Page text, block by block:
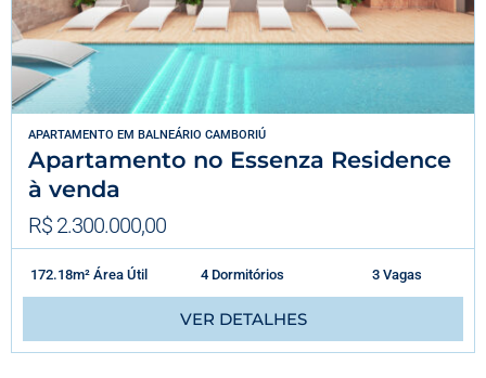
APARTAMENTO EM BALNEÁRIO CAMBORIÚ
Apartamento no Essenza Residence
à venda
R$ 2.300.000,00
172.18m² Área Útil 4 Dormitórios 3 Vagas
VER DETALHES